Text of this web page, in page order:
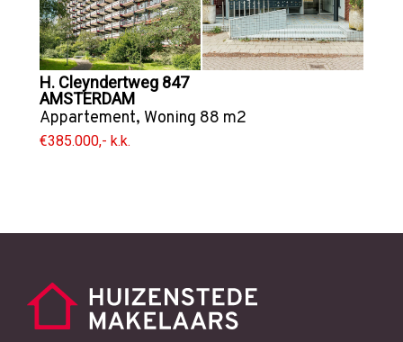
H. Cleyndertweg 847
AMSTERDAM
Appartement, Woning 88 m2
€385.000,- k.k.